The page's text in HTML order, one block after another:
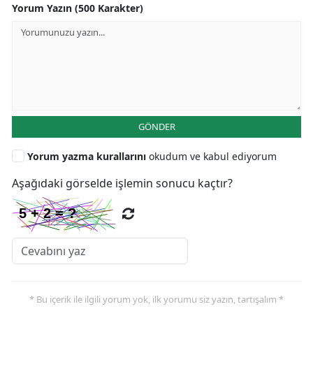
Yorum Yazın (500 Karakter)
GÖNDER
Yorum yazma kurallarını okudum ve kabul ediyorum
Aşağıdaki görselde işlemin sonucu kaçtır?
* Bu içerik ile ilgili yorum yok, ilk yorumu siz yazın, tartışalım *